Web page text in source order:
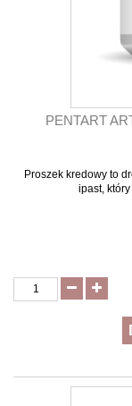
PENTART
Proszek kredowy to
ipast, który